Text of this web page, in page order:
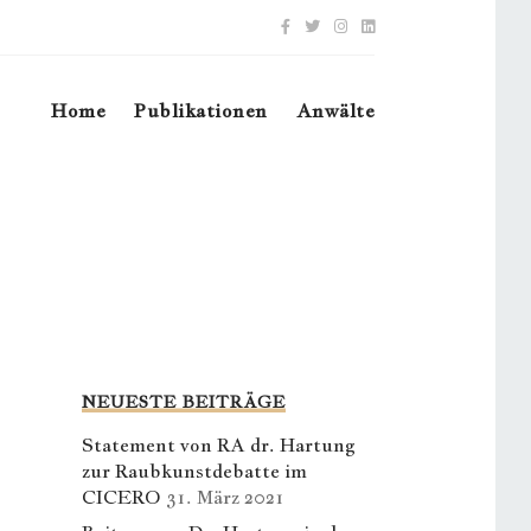
Home Publikationen Anwälte
NEUESTE BEITRÄGE
Statement von RA dr. Hartung
zur Raubkunstdebatte im
CICERO 31. März 2021